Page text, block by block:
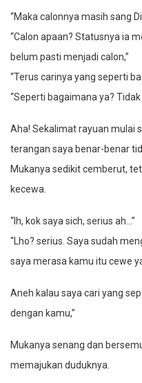
“Maka calonnya masih sang
“Calon apaan? Statusnya ia
belum pasti menjadi calon,”
“Terus carinya yang seperti
“Seperti bagaimana ya?
Aha! Sekalimat rayuan mulai
terangan saya benar-benar
Mukanya sedikit cemberut,
kecewa.
“Ih, kok saya sich, serius ah…”
“Lho? serius. Saya sudah
saya merasa kamu itu cewe
Aneh kalau saya cari yang
dengan kamu,”
Mukanya senang dan
memajukan duduknya.